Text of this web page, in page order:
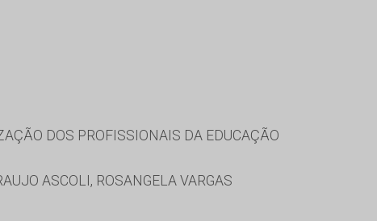
DOS PROFISSIONAIS DA EDUCAÇÃO
ASCOLI, ROSANGELA VARGAS